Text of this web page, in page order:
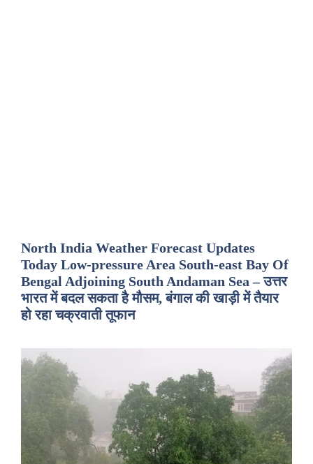
North India Weather Forecast Updates
Today Low-pressure Area South-east Bay Of
Bengal Adjoining South Andaman Sea – उत्तर
भारत में बदल सकता है मौसम, बंगाल की खाड़ी में तैयार
हो रहा चक्रवाती तूफान